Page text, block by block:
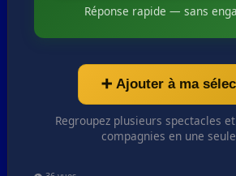
Réponse rapide — sans
➕ Ajouter à ma
Regroupez plusieurs spectacles
compagnies en une